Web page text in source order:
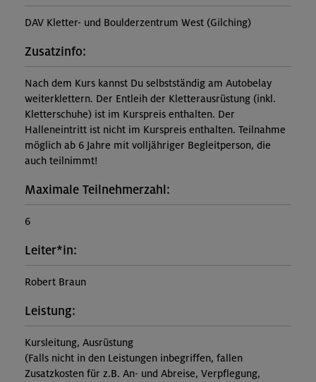
DAV Kletter- und Boulderzentrum West (Gilching)
Zusatzinfo:
Nach dem Kurs kannst Du selbstständig am Autobelay
weiterklettern. Der Entleih der Kletterausrüstung (inkl.
Kletterschuhe) ist im Kurspreis enthalten. Der
Halleneintritt ist nicht im Kurspreis enthalten. Teilnahme
möglich ab 6 Jahre mit volljähriger Begleitperson, die
auch teilnimmt!
Maximale Teilnehmerzahl:
6
Leiter*in:
Robert Braun
Leistung:
Kursleitung, Ausrüstung
(Falls nicht in den Leistungen inbegriffen, fallen
Zusatzkosten für z.B. An- und Abreise, Verpflegung,